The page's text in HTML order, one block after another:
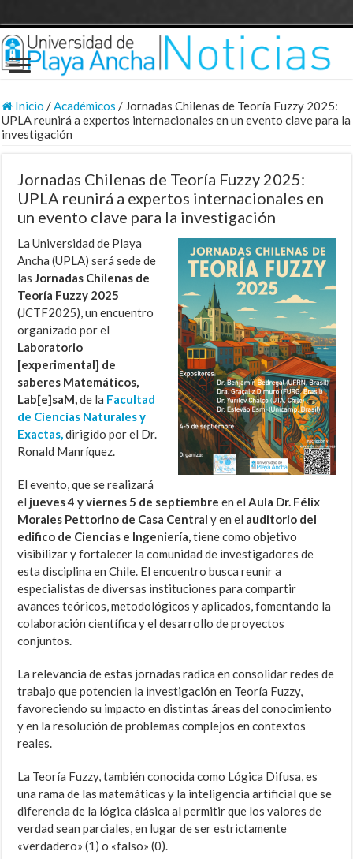
Inicio /Académicos / Jornadas Chilenas de Teoría Fuzzy 2025:
UPLA reunirá a expertos internacionales en un evento clave para la
investigación
Jornadas Chilenas de Teoría Fuzzy 2025:
UPLA reunirá a expertos internacionales en
un evento clave para la investigación
La Universidad de Playa
Ancha (UPLA) será sede de
lasJornadas Chilenas de
Teoría Fuzzy 2025
(JCTF2025), un encuentro
organizado por el
Laboratorio
[experimental] de
saberes Matemáticos,
Lab[e]saM,de la Facultad
de Ciencias Naturales y
Exactas,dirigido por el Dr.
Ronald Manríquez.
El evento,que se realizará
el jueves 4 y viernes 5 de septiembreen el Aula Dr. Félix
Morales Pettorino de Casa Centraly en el auditorio del
edifico de Ciencias e Ingeniería,tiene como objetivo
visibilizar y fortalecer la comunidad de investigadores de
esta disciplina en Chile. Elencuentro busca reunir a
especialistas de diversas instituciones para compartir
avances teóricos, metodológicos y aplicados, fomentando la
colaboración científica y el desarrollo de proyectos
conjuntos.
La relevancia de estas jornadas radica en consolidar redes de
trabajo que potencien la investigación en Teoría Fuzzy,
favoreciendo su impacto en distintas áreas del conocimiento
y en la resolución de problemas complejos en contextos
reales.
La Teoría Fuzzy, también conocida como Lógica Difusa, es
una rama de las matemáticas y la inteligencia artificial que se
diferencia de la lógica clásica al permitir que los valores de
verdad sean parciales, en lugar de ser estrictamente
«verdadero» (1) o «falso» (0).